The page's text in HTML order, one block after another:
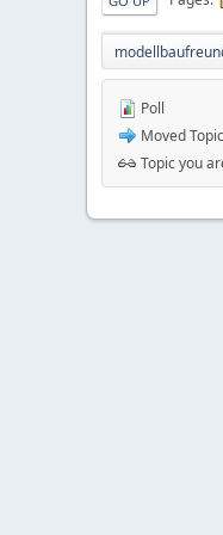
Poll
Moved Topic
Topic you